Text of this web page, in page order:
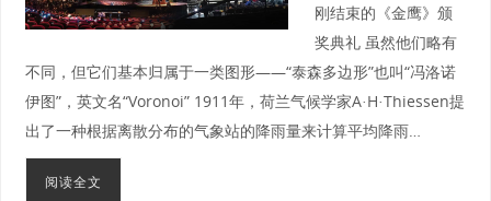
刚结束的《金鹰》颁
奖典礼 虽然他们略有
不同，但它们基本归属于一类图形——“泰森多边形”也叫“冯洛诺
伊图”，英文名“Voronoi” 1911年，荷兰气候学家A·H·Thiessen提
出了一种根据离散分布的气象站的降雨量来计算平均降雨…
阅读全文